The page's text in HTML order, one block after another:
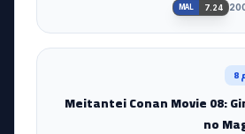
MAL 7.24
Meitantei Conan Movie 08:
no